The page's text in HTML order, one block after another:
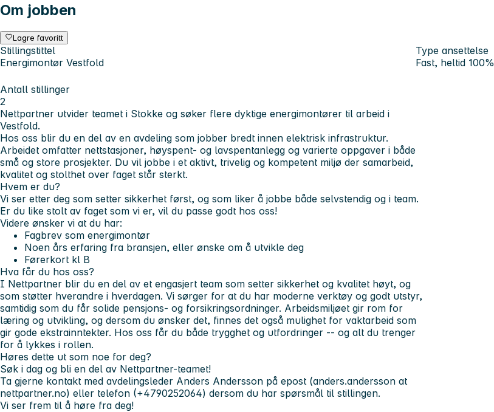
Om jobben
Lagre favoritt
Stillingstittel
Energimontør Vestfold
Type ansettelse
Fast, heltid 100%
Antall stillinger
2
Nettpartner utvider teamet i Stokke og søker flere dyktige energimontører til arbeid i
Vestfold.
Hos oss blir du en del av en avdeling som jobber bredt innen elektrisk infrastruktur.
Arbeidet omfatter nettstasjoner, høyspent- og lavspentanlegg og varierte oppgaver i både
små og store prosjekter. Du vil jobbe i et aktivt, trivelig og kompetent miljø der samarbeid,
kvalitet og stolthet over faget står sterkt.
Hvem er du?
Vi ser etter deg som setter sikkerhet først, og som liker å jobbe både selvstendig og i team.
Er du like stolt av faget som vi er, vil du passe godt hos oss!
Videre ønsker vi at du har:
Fagbrev som energimontør
Noen års erfaring fra bransjen, eller ønske om å utvikle deg
Førerkort kl B
Hva får du hos oss?
I Nettpartner blir du en del av et engasjert team som setter sikkerhet og kvalitet høyt, og
som støtter hverandre i hverdagen. Vi sørger for at du har moderne verktøy og godt utstyr,
samtidig som du får solide pensjons- og forsikringsordninger. Arbeidsmiljøet gir rom for
læring og utvikling, og dersom du ønsker det, finnes det også mulighet for vaktarbeid som
gir gode ekstrainntekter. Hos oss får du både trygghet og utfordringer -- og alt du trenger
for å lykkes i rollen.
Høres dette ut som noe for deg?
Søk i dag og bli en del av Nettpartner-teamet!
Ta gjerne kontakt med avdelingsleder Anders Andersson på epost (anders.andersson at
nettpartner.no) eller telefon (+4790252064) dersom du har spørsmål til stillingen.
Vi ser frem til å høre fra deg!